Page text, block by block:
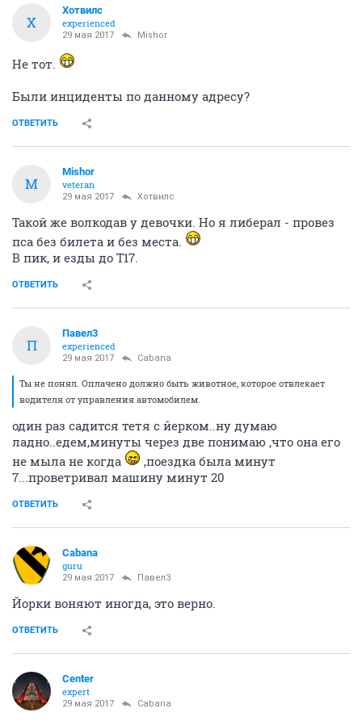
Х
Хотвилс
experienced
29 мая 2017 Mishor
Не тот.
Были инциденты по данному адресу?
ОТВЕТИТЬ
M
Mishor
veteran
29 мая 2017 Хотвилс
Такой же волкодав у девочки. Но я либерал - провез
пса без билета и без места.
В пик, и езды до Т17.
ОТВЕТИТЬ
П
Павел3
experienced
29 мая 2017 Cabana
Ты не понял. Оплачено должно быть животное, которое отвлекает
водителя от управления автомобилем.
один раз садится тетя с йерком..ну думаю
ладно..едем,минуты через две понимаю ,что она его
не мыла не когда
,поездка была минут
7...проветривал машину минут 20
ОТВЕТИТЬ
Cabana
guru
29 мая 2017 Павел3
Йорки воняют иногда, это верно.
ОТВЕТИТЬ
Center
expert
29 мая 2017 Cabana